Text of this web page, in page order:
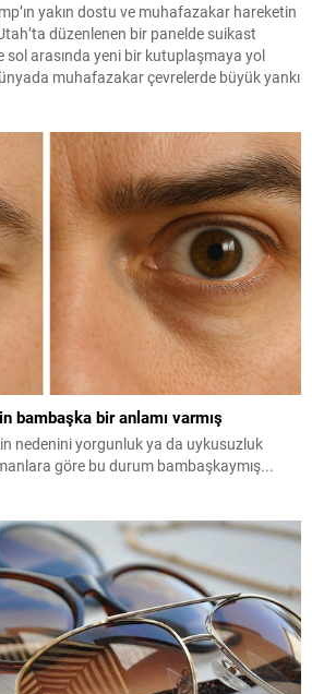
yakın dostu ve muhafazakar hareketin
düzenlenen bir panelde suikast
sol arasında yeni bir kutuplaşmaya yol
muhafazakar çevrelerde büyük yankı
hala belirsizliğini koruyor.
bambaşka bir anlamı varmış
nedenini yorgunluk ya da uykusuzluk
göre bu durum bambaşkaymış...